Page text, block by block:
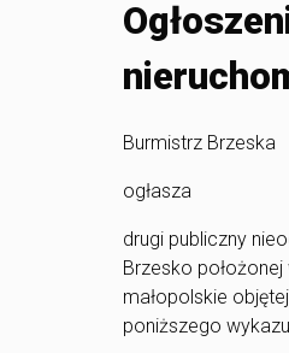
Burmistrz Brzeska
ogłasza
drugi publiczny
Brzesko
małopolskie
poniższego